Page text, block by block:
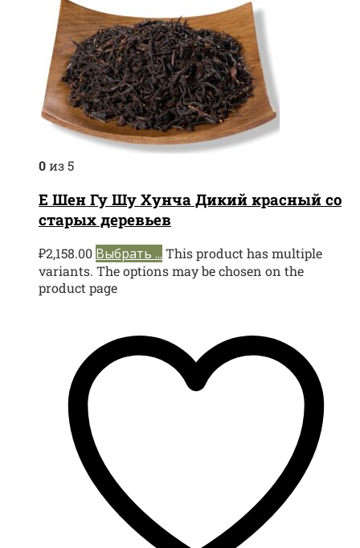
0из 5
Е Шен Гу Шу Хунча Дикий красный со
старых деревьев
₽2,158.00 Выбрать ... This product has multiple
variants. The options may be chosen on the
product page